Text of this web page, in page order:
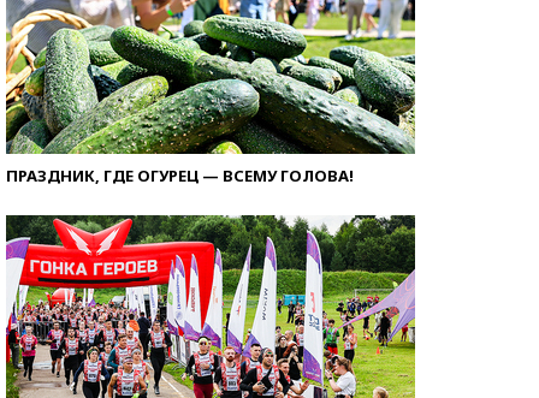
ПРАЗДНИК, ГДЕ ОГУРЕЦ — ВСЕМУ ГОЛОВА!